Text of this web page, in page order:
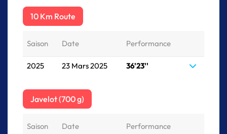
10 Km Route
Saison Date Performance
2025 23 Mars 2025 36'23''
Javelot (700 g)
Saison Date Performance